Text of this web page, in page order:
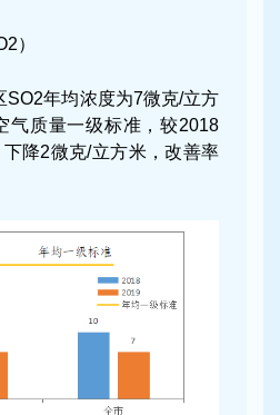
）
SO2年均浓度为7微克/立方
气质量一级标准，较2018
降2微克/立方米，改善率